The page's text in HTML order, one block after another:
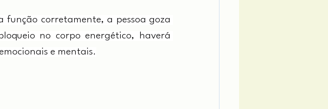
corretamente, a pessoa goza
no corpo energético, haverá
e mentais.